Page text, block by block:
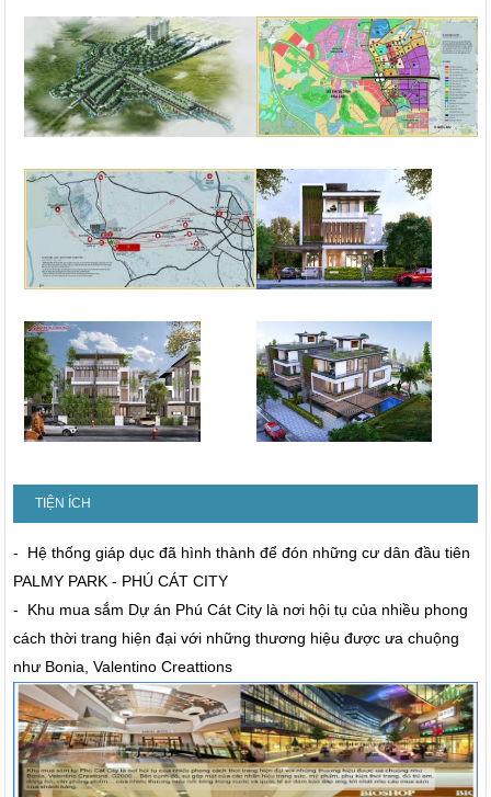
TIỆN ÍCH
- Hệ thống giáp dục đã hình thành để đón những cư dân đầu tiên
PALMY PARK - PHÚ CÁT CITY
- Khu mua sắm Dự án Phú Cát City là nơi hội tụ của nhiều phong
cách thời trang hiện đại với những thương hiệu được ưa chuộng
như Bonia, Valentino Creattions